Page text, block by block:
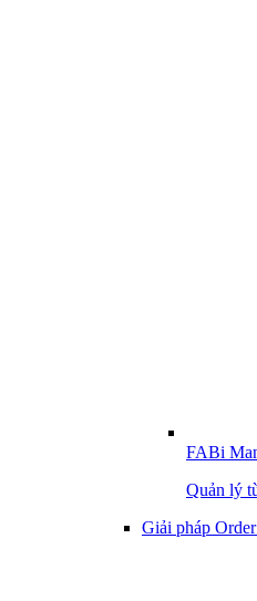
FABi
Quản lý
Giải pháp